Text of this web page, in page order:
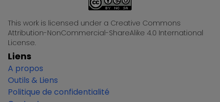
This work is licensed under a Creative Commons
Attribution-NonCommercial-ShareAlike 4.0 International
License.
Liens
A propos
Outils & Liens
Politique de confidentialité